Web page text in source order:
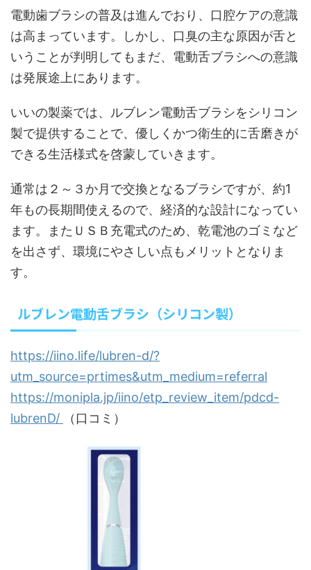
電動歯ブラシの普及は進んでおり、口腔ケアの意識
は高まっています。しかし、口臭の主な原因が舌と
いうことが判明してもまだ、電動舌ブラシへの意識
は発展途上にあります。
いいの製薬では、ルブレン電動舌ブラシをシリコン
製で提供することで、優しくかつ衛生的に舌磨きが
できる生活様式を啓蒙していきます。
通常は２～３か月で交換となるブラシですが、約1
年もの長期間使えるので、経済的な設計になってい
ます。またＵＳＢ充電式のため、乾電池のゴミなど
を出さず、環境にやさしい点もメリットとなりま
す。
ルブレン電動舌ブラシ（シリコン製）
https://iino.life/lubren-d/?
utm_source=prtimes&utm_medium=referral
https://monipla.jp/iino/etp_review_item/pdcd-
lubrenD/
（口コミ）